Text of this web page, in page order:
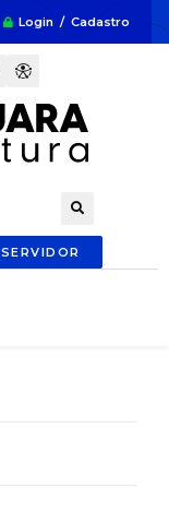
Login / Cadastro
SERVIDOR